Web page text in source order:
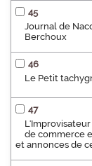
45
Journal de
Berchoux
46
Le Petit
47
de commerce
et annonces de